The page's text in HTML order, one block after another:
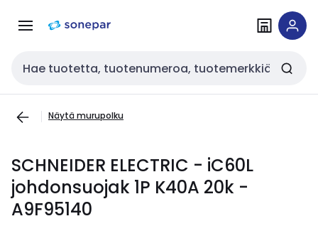
navigointiinsisältöön
Haku
Näytä murupolku
SCHNEIDER ELECTRIC - iC60L
johdonsuojak 1P K40A 20k -
A9F95140